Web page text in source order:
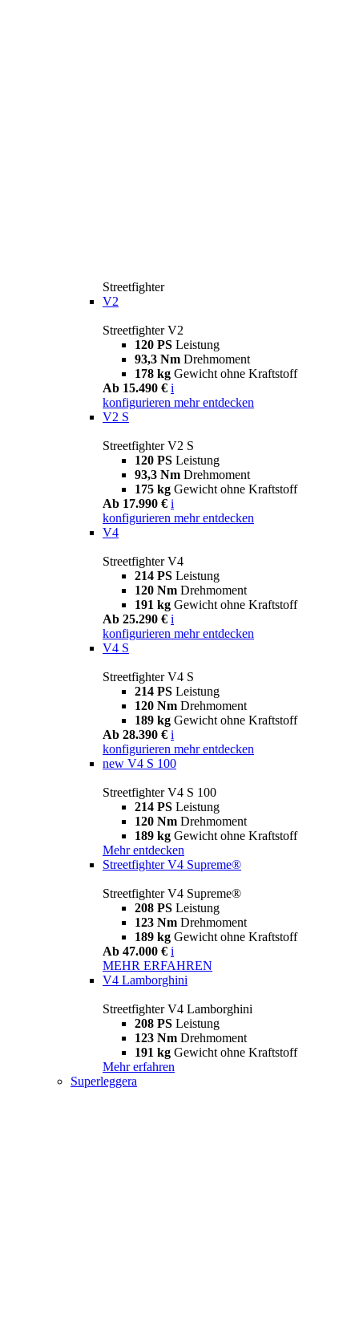
Streetfighter
V2
Streetfighter V2
120 PS Leistung
93,3 Nm Drehmoment
178 kg Gewicht ohne Kraftstoff
Ab 15.490 € i
konfigurieren mehr entdecken
V2 S
Streetfighter V2 S
120 PS Leistung
93,3 Nm Drehmoment
175 kg Gewicht ohne Kraftstoff
Ab 17.990 € i
konfigurieren mehr entdecken
V4
Streetfighter V4
214 PS Leistung
120 Nm Drehmoment
191 kg Gewicht ohne Kraftstoff
Ab 25.290 € i
konfigurieren mehr entdecken
V4 S
Streetfighter V4 S
214 PS Leistung
120 Nm Drehmoment
189 kg Gewicht ohne Kraftstoff
Ab 28.390 € i
konfigurieren mehr entdecken
new V4 S 100
Streetfighter V4 S 100
214 PS Leistung
120 Nm Drehmoment
189 kg Gewicht ohne Kraftstoff
Mehr entdecken
Streetfighter V4 Supreme®
Streetfighter V4 Supreme®
208 PS Leistung
123 Nm Drehmoment
189 kg Gewicht ohne Kraftstoff
Ab 47.000 € i
MEHR ERFAHREN
V4 Lamborghini
Streetfighter V4 Lamborghini
208 PS Leistung
123 Nm Drehmoment
191 kg Gewicht ohne Kraftstoff
Mehr erfahren
Superleggera